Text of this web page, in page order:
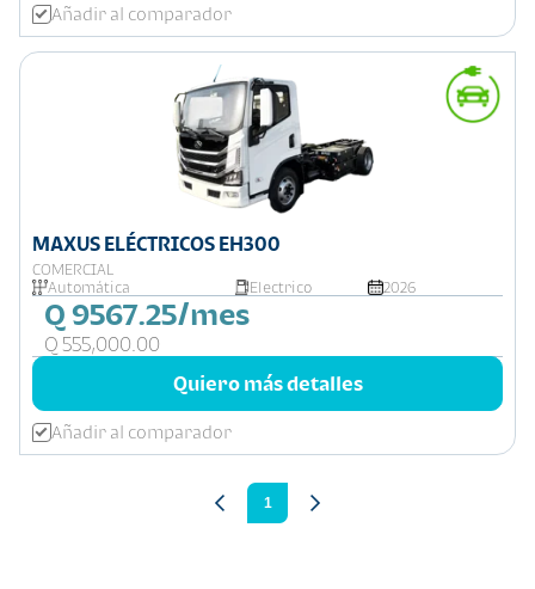
Añadir al comparador
MAXUS ELÉCTRICOS EH300
COMERCIAL
Automática
Electrico 2026
Q 9567.25/mes
Q 555,000.00
Quiero más detalles
Añadir al comparador
1